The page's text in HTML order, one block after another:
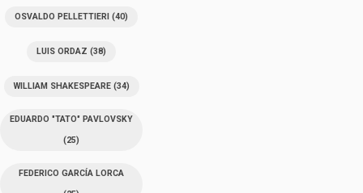
OSVALDO PELLETTIERI (40)
LUIS ORDAZ (38)
WILLIAM SHAKESPEARE(34)
EDUARDO "TATO" PAVLOVSKY
(25)
FEDERICO GARCÍA LORCA